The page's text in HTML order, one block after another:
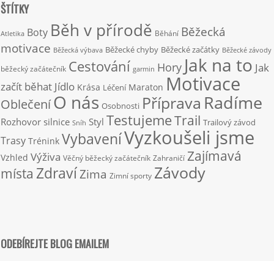
ŠTÍTKY
Atletika Boty Běh v přírodě Běhání Běžecká
motivace Běžecká výbava Běžecké chyby Běžecké začátky Běžecké závody
běžecký začátečník Cestování garmin Hory Jak na to Jak
začít běhat Jídlo Krása Léčení Maraton Motivace
OblečeníO nás Osobnosti Příprava Radíme
Rozhovor silnice Sníh Styl TestujemeTrail Trailový závod
Trasy Trénink VybaveníVyzkoušeli jsme
Vzhled Výživa Věčný běžecký začátečník Zahraničí Zajímavá
místa ZdravíZima Zimní sporty Závody
ODEBÍREJTE BLOG EMAILEM